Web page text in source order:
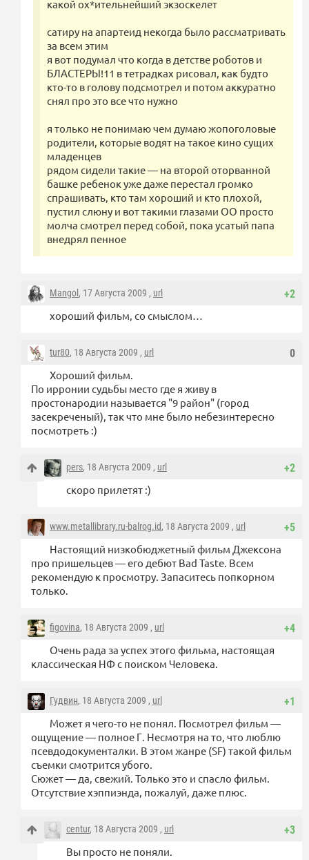
какой ох*ительнейший экзоскелет
сатиру на апартеид некогда было рассматривать
за всем этим
я вот подумал что когда в детстве роботов и
БЛАСТЕРЫ!11 в тетрадках рисовал, как будто
кто-то в голову подсмотрел и потом аккуратно
снял про это все что нужно
я только не понимаю чем думаю жопоголовые
родители, которые водят на такое кино сущих
младенцев
рядом сидели такие — на второй оторванной
башке ребенок уже даже перестал громко
спрашивать, кто там хороший и кто плохой,
пустил слюну и вот такими глазами ОО просто
молча смотрел перед собой, пока усатый папа
внедрял пенное
+2
Mangol , 17 Августа 2009 , url
хороший фильм, со смыслом…
0
tur80, 18 Августа 2009 , url
Хороший фильм.
По ирронии судьбы место где я живу в
простонародии называется "9 район" (город
засекреченый), так что мне было небезинтересно
посмотреть :)
+2
pers, 18 Августа 2009 , url
скоро прилетят :)
+5
www.metallibrary.ru-balrog.id, 18 Августа 2009 , url
Настоящий низкобюджетный фильм Джексона
про пришельцев — его дебют Bad Taste. Всем
рекомендую к просмотру. Запаситесь попкорном
только.
+4
figovina, 18 Августа 2009 , url
Очень рада за успех этого фильма, настоящая
классическая НФ с поиском Человека.
+1
Гудвин, 18 Августа 2009 , url
Может я чего-то не понял. Посмотрел фильм —
ощущение — полное Г. Несмотря на то, что люблю
псевдодокументалки. В этом жанре (SF) такой фильм
съемки смотрится убого.
Сюжет — да, свежий. Только это и спасло фильм.
Отсутствие хэппиэнда, пожалуй, даже плюс.
+3
centur, 18 Августа 2009 , url
Вы просто не поняли.